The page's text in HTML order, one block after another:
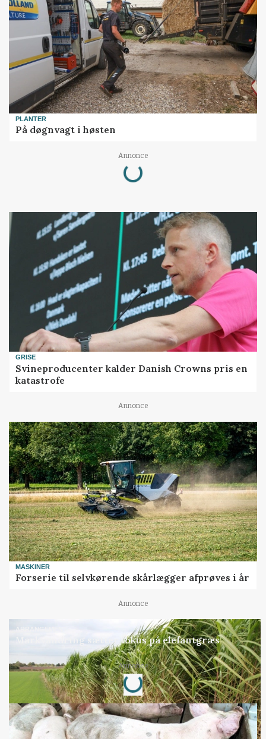
PLANTER
På døgnvagt i høsten
Annonce
Loading...
GRISE
Svineproducenter kalder Danish Crowns pris en
katastrofe
Annonce
MASKINER
Forserie til selvkørende skårlægger afprøves i år
Annonce
ARRANGEMENT
Markvandring sætter fokus på elefantgræs
Annonce
Loading...